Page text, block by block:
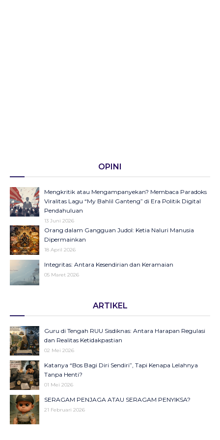
OPINI
Mengkritik atau Mengampanyekan? Membaca Paradoks
Viralitas Lagu “My Bahlil Ganteng” di Era Politik Digital
Pendahuluan
13 Juni 2026
Orang dalam Gangguan Judol: Ketia Naluri Manusia
Dipermainkan
18 April 2026
Integritas: Antara Kesendirian dan Keramaian
05 Maret 2026
Panggung Radio Serta Podcast sebagai Seruan Kesehatan
23 Desember 2025
Objektifikasi di Balik Fenomena Akun ‘UIN WS Cantik’ dan
Makna Strategis dan Transformasi Hari Santri Nasional
22 Oktober 2025
ARTIKEL
Guru di Tengah RUU Sisdiknas: Antara Harapan Regulasi
dan Realitas Ketidakpastian
02 Mei 2026
Katanya “Bos Bagi Diri Sendiri”, Tapi Kenapa Lelahnya
Tanpa Henti?
01 Mei 2026
SERAGAM PENJAGA ATAU SERAGAM PENYIKSA?
21 Februari 2026